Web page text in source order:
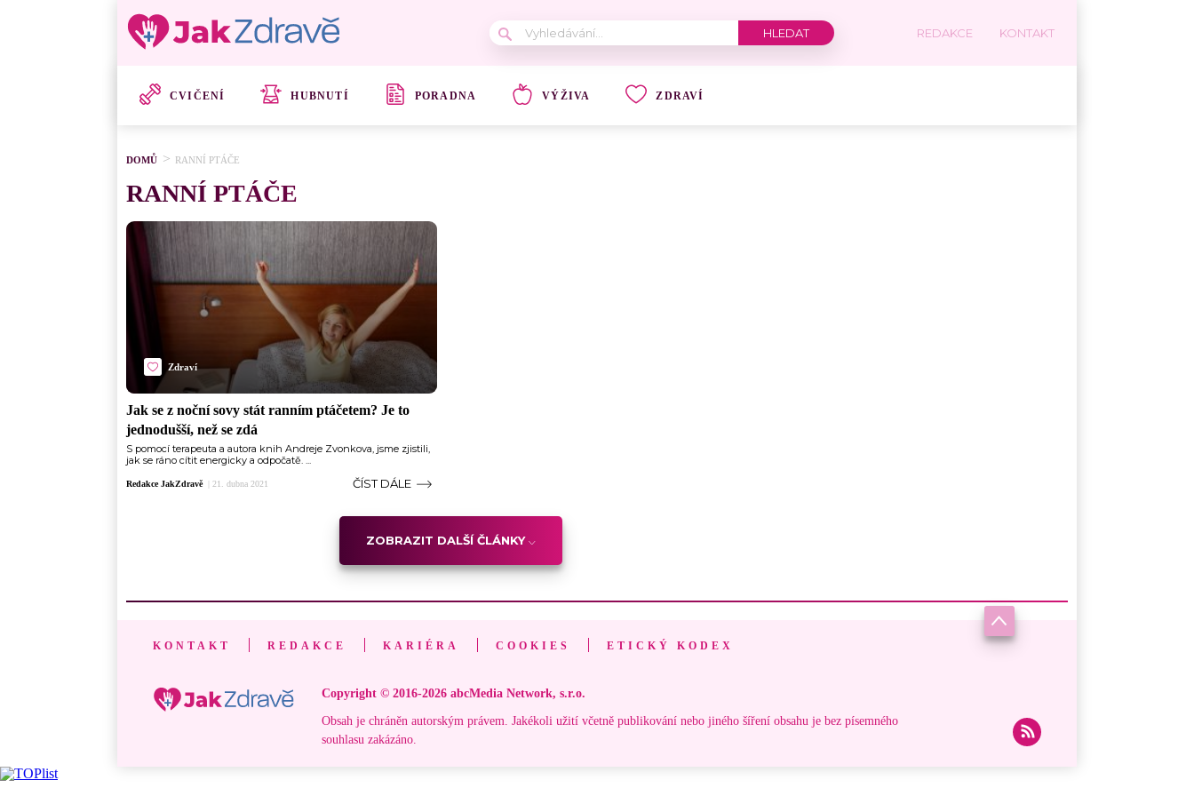
REDAKCE KONTAKT
CVIČENÍ HUBNUTÍ PORADNA VÝŽIVA ZDRAVÍ
DOMŮ RANNÍ PTÁČE
RANNÍ PTÁČE
Zdraví
Jak se z noční sovy stát ranním ptáčetem? Je to
jednodušší, než se zdá
S pomocí terapeuta a autora knih Andreje Zvonkova, jsme zjistili,
jak se ráno cítit energicky a odpočatě. ...
Redakce JakZdravě 21. dubna 2021 ČÍST DÁLE
ZOBRAZIT DALŠÍ ČLÁNKY
KONTAKT REDAKCE KARIÉRA COOKIES ETICKÝ KODEX
Copyright © 2016-2026 abcMedia Network, s.r.o.
Obsah je chráněn autorským právem. Jakékoli užití včetně publikování nebo jiného šíření obsahu je bez písemného
souhlasu zakázáno.